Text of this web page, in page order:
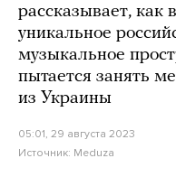
рассказывает, как
уникальное
музыкальное
пытается занять
из Украины
05:01, 29 августа 2023
Источник: Meduza